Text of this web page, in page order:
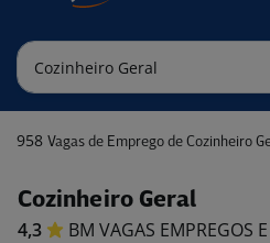
958 Vagas de Emprego de Cozinheiro
Cozinheiro Geral
4,3 BM VAGAS EMPREGOS